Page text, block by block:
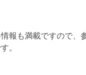
報も満載ですので、
。